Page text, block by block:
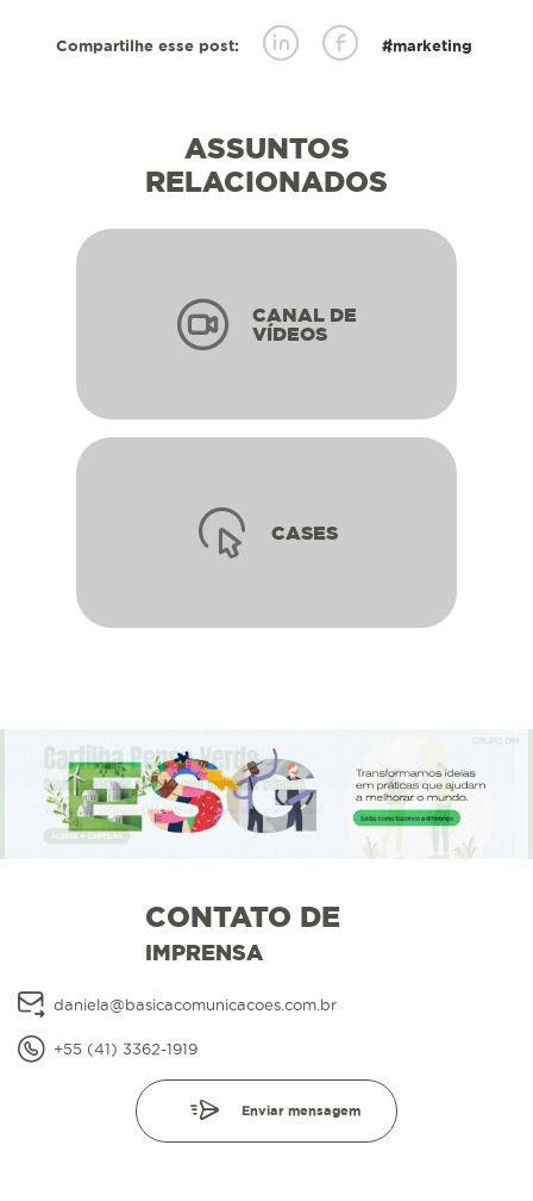
Compartilhe esse post: #marketing
ASSUNTOS
RELACIONADOS
CANAL DE
VÍDEOS
CASES
CONTATO DE
IMPRENSA
daniela@basicacomunicacoes.com.br
+55 (41) 3362-1919
Enviar mensagem